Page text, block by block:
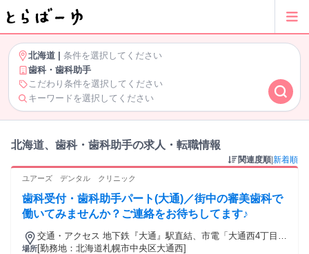
北海道
条件を選択してください
歯科・歯科助手
こだわり条件を選択してください
キーワードを選択してください
北海道、歯科・歯科助手の求人・転職情報
関連度順 新着順
ユアーズ デンタル クリニック
歯科受付・歯科助手パート(大通)／街中の審美歯科で
働いてみませんか？ご連絡をお待ちしてます♪
場所
交通・アクセス 地下鉄『大通』駅直結、市電「大通西4丁目」
徒歩6分
[勤務地：北海道札幌市中央区大通西]